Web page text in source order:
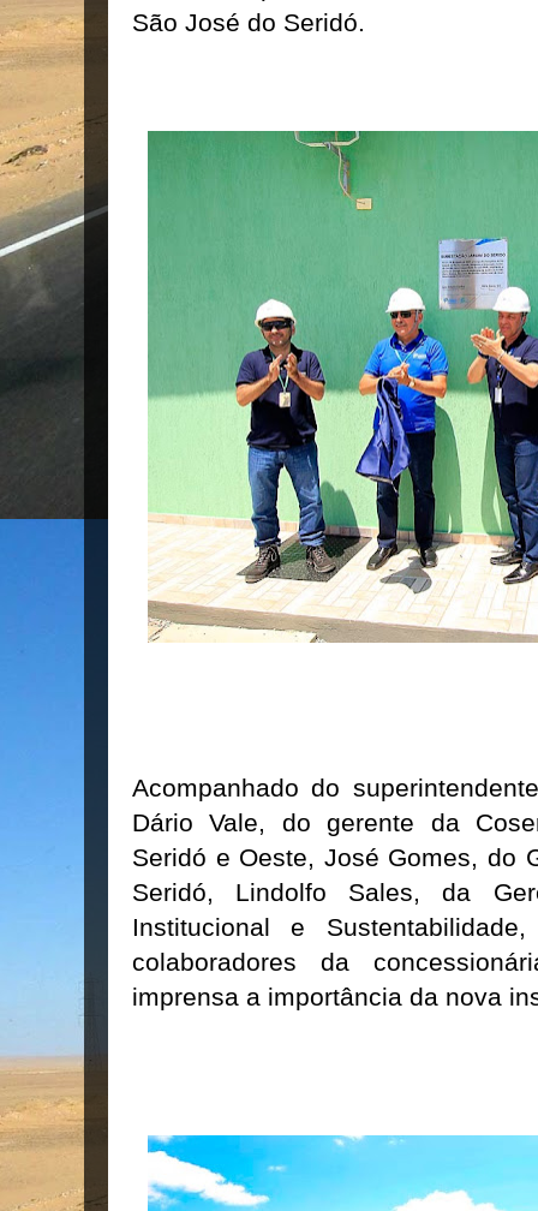
São José do Seridó.
Acompanhado do
Dário Vale, do gerente da
Seridó e Oeste, José Gomes, do
Seridó, Lindolfo Sales, da
Institucional e
colaboradores da
imprensa a importância da nova